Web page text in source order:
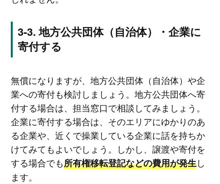
地方公共団体（自治体）・企業に
寄付する
無償になりますが、地方公共団体（自治体）や企
業への寄付も検討しましょう。地方公共団体へ寄
付する場合は、担当窓口で相談してみましょう。
企業に寄付する場合は、そのエリアにゆかりのあ
る企業や、近くで操業している企業に話を持ちか
けてみてもよいでしょう。しかし、譲渡や寄付を
する場合でも所有権移転登記などの費用が発生し
ます。